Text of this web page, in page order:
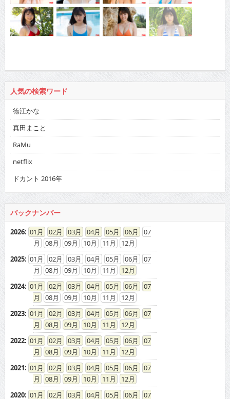
人気の検索ワード
徳江かな
真田まこと
RaMu
netflix
ドカント 2016年
バックナンバー
2026: 01 02 03 04 05 06
07
08
09 10 11
12
2025: 01 02 03 04 05 06
07
08
09 10 11
12
2024: 01 02 03 04 05 06
07
08
09 10 11
12
2023: 01 02 03 04 05 06
07
08
09 10 11
12
2022: 01 02 03 04 05 06
07
08
09 10 11
12
2021: 01 02 03 04 05 06
07
08
09 10 11
12
2020: 01 02 03 04 05 06
07